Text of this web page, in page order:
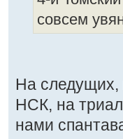
совсем
На следущих,
НСК, на
нами